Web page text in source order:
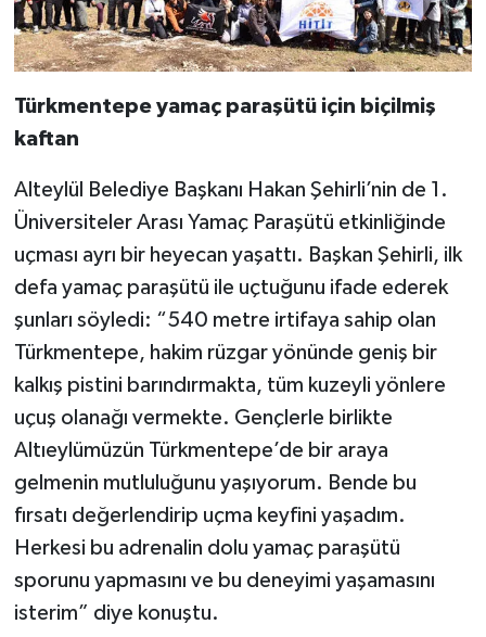
Türkmentepe yamaç paraşütü için biçilmiş
kaftan
Alteylül Belediye Başkanı Hakan Şehirli’nin de 1.
Üniversiteler Arası Yamaç Paraşütü etkinliğinde
uçması ayrı bir heyecan yaşattı. Başkan Şehirli, ilk
defa yamaç paraşütü ile uçtuğunu ifade ederek
şunları söyledi: “540 metre irtifaya sahip olan
Türkmentepe, hakim rüzgar yönünde geniş bir
kalkış pistini barındırmakta, tüm kuzeyli yönlere
uçuş olanağı vermekte. Gençlerle birlikte
Altıeylümüzün Türkmentepe’de bir araya
gelmenin mutluluğunu yaşıyorum. Bende bu
fırsatı değerlendirip uçma keyfini yaşadım.
Herkesi bu adrenalin dolu yamaç paraşütü
sporunu yapmasını ve bu deneyimi yaşamasını
isterim” diye konuştu.